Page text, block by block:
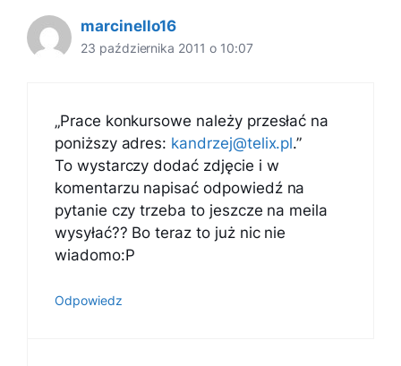
marcinello16
23 października 2011 o 10:07
„Prace konkursowe należy przesłać na
poniższy adres: kandrzej@telix.pl.”
To wystarczy dodać zdjęcie i w
komentarzu napisać odpowiedź na
pytanie czy trzeba to jeszcze na meila
wysyłać?? Bo teraz to już nic nie
wiadomo:P
Odpowiedz